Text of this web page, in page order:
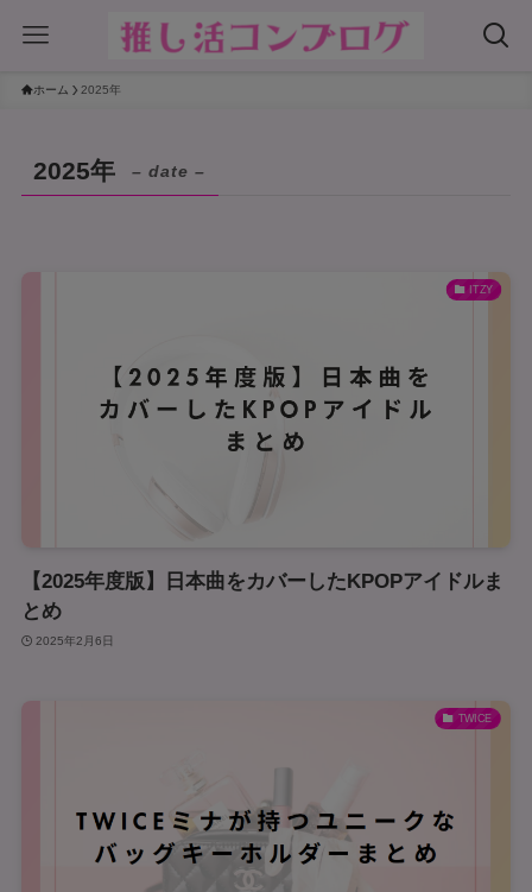
ホーム 2025年
2025年 – date –
ITZY
【2025年度版】日本曲をカバーしたKPOPアイドルま
とめ
2025年2月6日
TWICE